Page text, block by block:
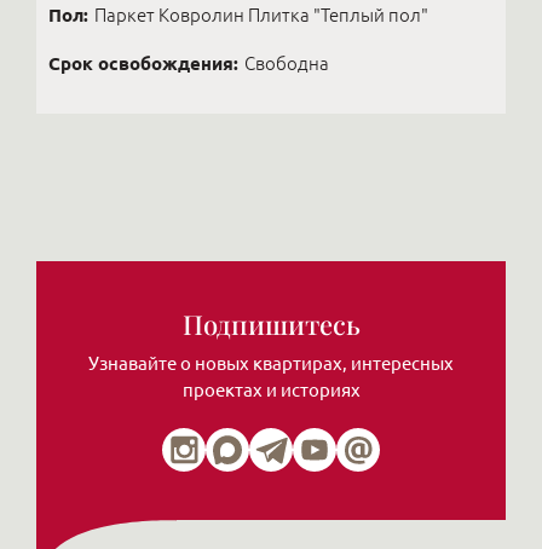
Пол: Паркет Ковролин Плитка "Теплый пол"
Срок освобождения: Свободна
Подпишитесь
Узнавайте о новых квартирах, интересных
проектах и историях